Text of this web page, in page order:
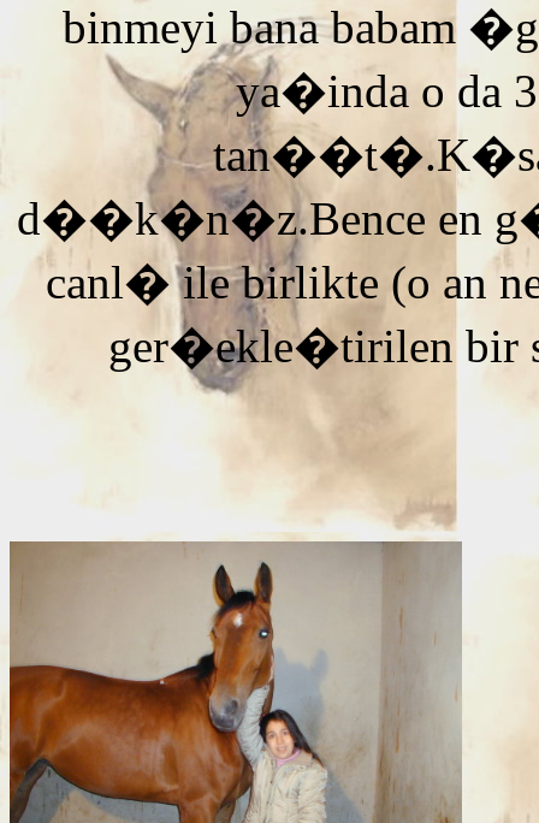
binmeyi bana babam
ya�inda o da
d��k�n�z.Bence en
canl� ile birlikte (o an
ger�ekle�tirilen bir